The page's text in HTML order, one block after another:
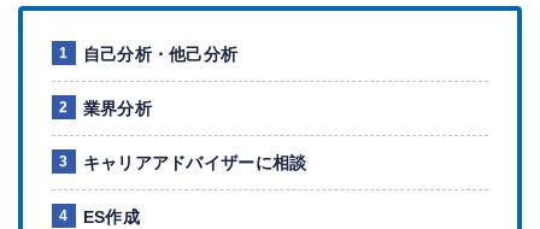
自己分析・他己分析
業界分析
キャリアアドバイザーに相談
ES作成